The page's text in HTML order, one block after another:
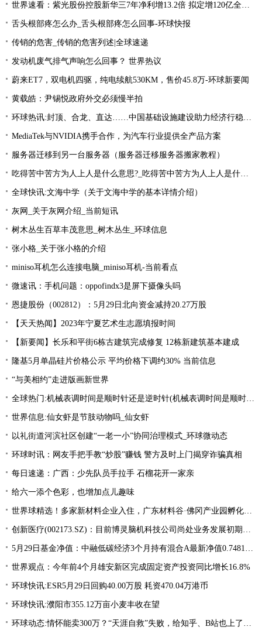
世界速看：紫光股份控股新华三7年净利增13.2倍 拟定增120亿全控标的整体估值达503亿
舌头根部疼怎么办_舌头根部疼怎么回事-环球快报
传销的危害_传销的危害列述|全球速递
发动机废气排气声响怎么回事？ 世界热议
蔚来ET7，双电机四驱，纯电续航530KM，售价45.8万-环球新要闻
黄载皓：尹锡悦政府外交必须慢半拍
环球热讯:封顶、合龙、直达……中国基础设施建设助力经济行稳致远
MediaTek与NVIDIA携手合作，为汽车行业提供全产品方案
服务器迁移到另一台服务器（服务器迁移服务器搬家教程）
吃得苦中苦方为人上人是什么意思?_吃得苦中苦方为人上人是什么意思_每日精选
全球快讯:文海中学（关于文海中学的基本详情介绍）
灰网_关于灰网介绍_当前短讯
树木丛生百草丰茂意思_树木丛生_环球信息
张小格_关于张小格的介绍
miniso耳机怎么连接电脑_miniso耳机-当前看点
微速讯：手机问题：oppofindx3是屏下摄像头吗
恩捷股份（002812）：5月29日北向资金减持20.27万股
【天天热闻】2023年宁夏艺术生志愿填报时间
【新要闻】长乐和平街6栋古建筑完成修复 12栋新建筑基本建成
隆基5月单晶硅片价格公示 平均价格下调约30% 当前信息
“与美相约”走进版画新世界
全球热门:机械表调时间是顺时针还是逆时针(机械表调时间是顺时针还是逆时针图解)
世界信息:仙女虾是节肢动物吗_仙女虾
以礼街道河滨社区创建“一老一小”协同治理模式_环球微动态
环球时讯：网友手把手教“炒股”赚钱 警方及时上门揭穿诈骗真相
每日速递：广西：少先队员手拉手 石榴花开一家亲
给六一添个色彩，也增加点儿趣味
世界球精选！多家新材料企业入住，广东材料谷·佛冈产业园孵化器开业
创新医疗(002173.SZ)：目前博灵脑机科技公司尚处业务发展初期阶段 热议
5月29日基金净值：中融低碳经济3个月持有混合A最新净值0.7481，涨0.79%
世界观点：今年前4个月雄安新区完成固定资产投资同比增长16.8%
环球快讯:ESR5月29日回购40.00万股 耗资470.04万港币
环球快讯:濮阳市355.12万亩小麦丰收在望
环球动态:情怀能卖300万？“天涯自救”失败，给知乎、B站也上了一课